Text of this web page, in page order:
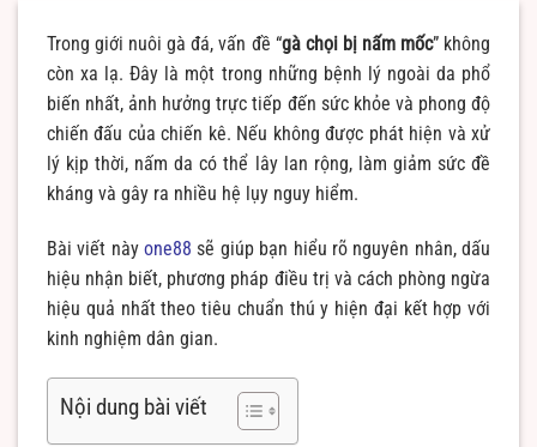
Trong giới nuôi gà đá, vấn đề “gà chọi bị nấm mốc” không
còn xa lạ. Đây là một trong những bệnh lý ngoài da phổ
biến nhất, ảnh hưởng trực tiếp đến sức khỏe và phong độ
chiến đấu của chiến kê. Nếu không được phát hiện và xử
lý kịp thời, nấm da có thể lây lan rộng, làm giảm sức đề
kháng và gây ra nhiều hệ lụy nguy hiểm.
Bài viết nàyone88 sẽ giúp bạn hiểu rõ nguyên nhân, dấu
hiệu nhận biết, phương pháp điều trị và cách phòng ngừa
hiệu quả nhất theo tiêu chuẩn thú y hiện đại kết hợp với
kinh nghiệm dân gian.
Nội dung bài viết